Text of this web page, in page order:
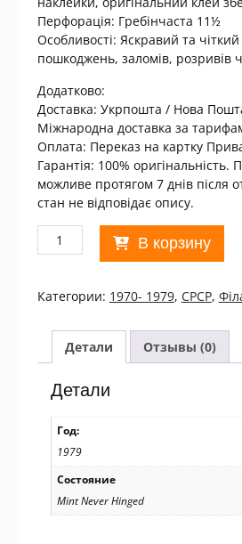
Перфорація: Гребінчаста 11½
Особливості: Яскравий та
пошкоджень, заломів, розривів
Додатково:
Доставка: Укрпошта / Нова
Міжнародна доставка за
Оплата: Переказ на картку
Гарантія: 100% оригінальність.
можливе протягом 7 днів після
стан не відповідає опису.
Количество
товара
1979
Всемирный
ветеринарный
конгресс
MNH
/19086
В корзину
Категории: 1970- 1979, СРСР,
Детали Отзывы (0)
Детали
Год:
1979
Состояние
Mint Never Hinged